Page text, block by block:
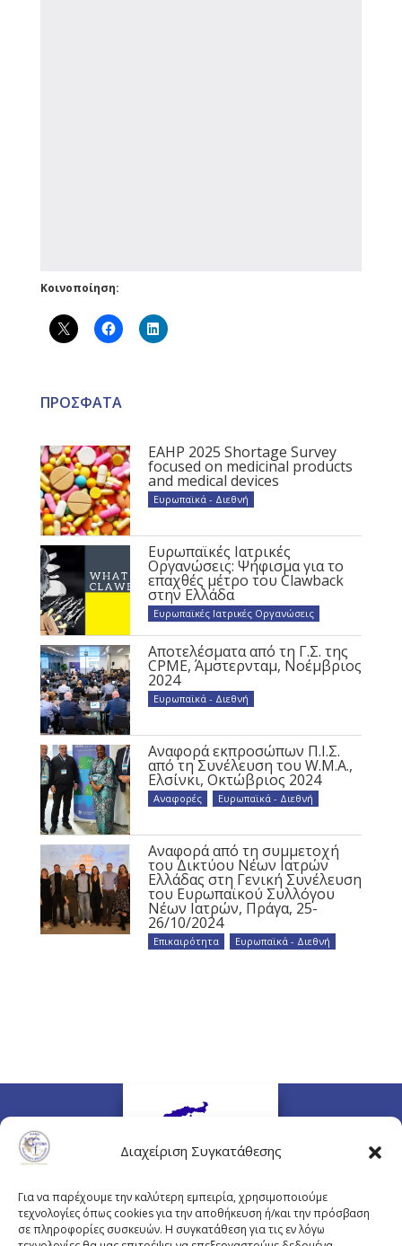
Διαχείριση Συγκατάθεσης
Για να παρέχουμε την καλύτερη εμπειρία, χρησιμοποιούμε
τεχνολογίες όπως cookies για την αποθήκευση ή/και την πρόσβαση
σε πληροφορίες συσκευών. Η συγκατάθεση για τις εν λόγω
Κοινοποίηση:
ΠΡΟΣΦΑΤΑ
EAHP 2025 Shortage Survey
focused on medicinal products
and medical devices
Ευρωπαϊκά - Διεθνή
Ευρωπαϊκές Ιατρικές
Οργανώσεις: Ψήφισμα για το
επαχθές μέτρο του Clawback
στην Ελλάδα
Ευρωπαϊκές Ιατρικές Οργανώσεις
Αποτελέσματα από τη Γ.Σ. της
CPME, Άμστερνταμ, Νοέμβριος
2024
Ευρωπαϊκά - Διεθνή
Αναφορά εκπροσώπων Π.Ι.Σ.
από τη Συνέλευση του W.M.A.,
Ελσίνκι, Οκτώβριος 2024
Αναφορές Ευρωπαϊκά - Διεθνή
Αναφορά από τη συμμετοχή
του Δικτύου Νέων Ιατρών
Ελλάδας στη Γενική Συνέλευση
του Ευρωπαϊκού Συλλόγου
Νέων Ιατρών, Πράγα, 25-
26/10/2024
Επικαιρότητα Ευρωπαϊκά - Διεθνή